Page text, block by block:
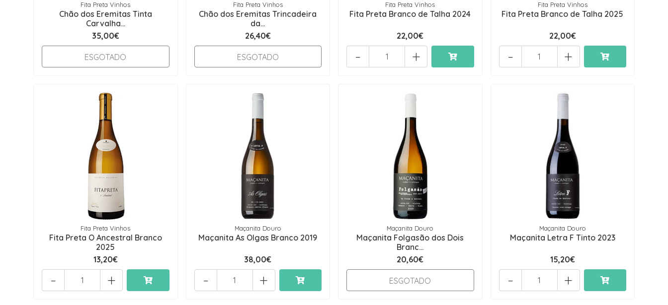
Fita Preta Vinhos
Chão dos Eremitas Tinta
Carvalha...
35,00€
ESGOTADO
Fita Preta Vinhos
Chão dos Eremitas Trincadeira
da...
26,40€
ESGOTADO
Fita Preta Vinhos
Fita Preta Branco de Talha 2024
22,00€
+
-
Fita Preta Vinhos
Fita Preta Branco de Talha 2025
22,00€
+
-
Fita Preta Vinhos
Fita Preta O Ancestral Branco
2025
13,20€
+
-
Maçanita Douro
Maçanita As Olgas Branco 2019
38,00€
+
-
Maçanita Douro
Maçanita Folgasão dos Dois
Branc...
20,60€
ESGOTADO
Maçanita Douro
Maçanita Letra F Tinto 2023
15,20€
+
-